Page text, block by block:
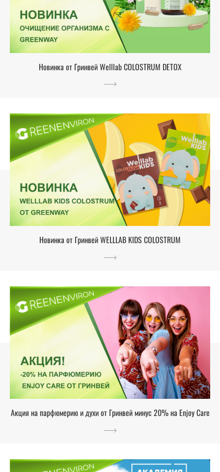
Новинка от Гринвей Welllab COLOSTRUM DETOX
Новинка от Гринвей WELLLAB KIDS COLOSTRUM
Акция на парфюмерию и духи от Гринвей минус 20% на Enjoy Care